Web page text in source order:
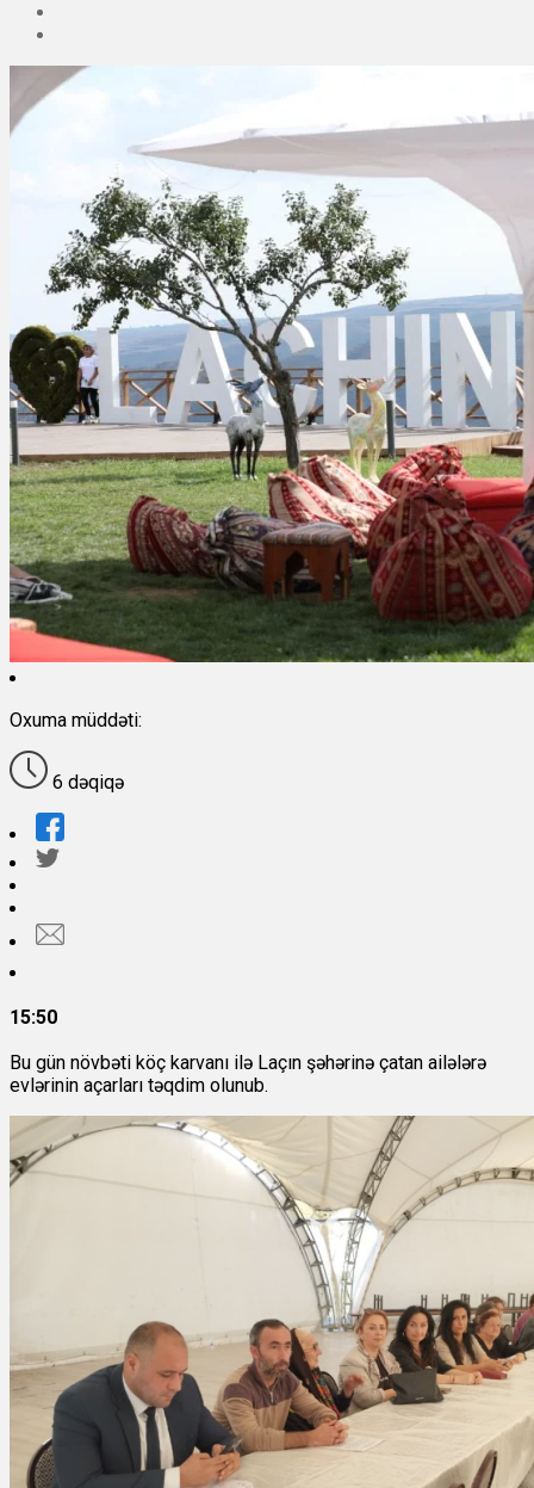
Oxuma müddəti:
6 dəqiqə
15:50
Bu gün növbəti köç karvanı ilə Laçın şəhərinə çatan ailələrə
evlərinin açarları təqdim olunub.